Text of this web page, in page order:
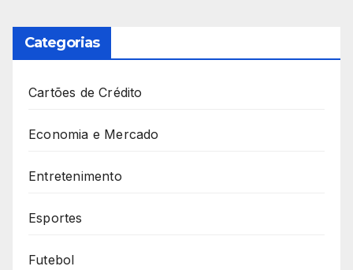
Categorias
Cartões de Crédito
Economia e Mercado
Entretenimento
Esportes
Futebol